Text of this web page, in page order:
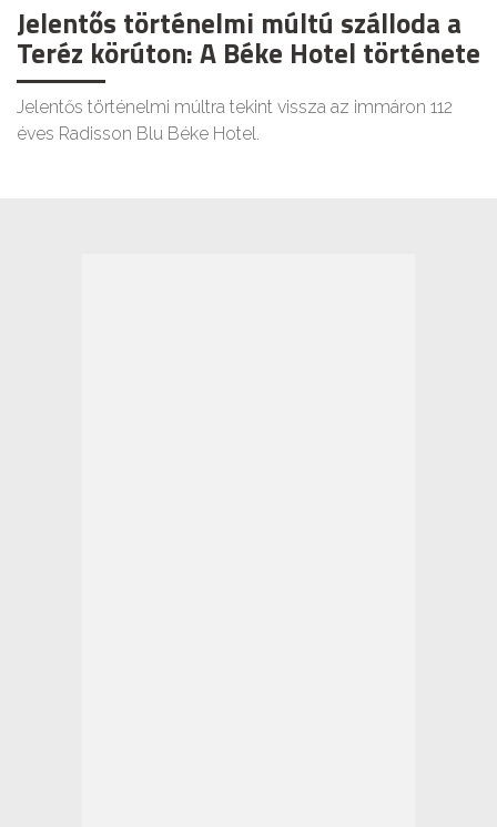
Jelentős történelmi múltú szálloda a
Teréz körúton: A Béke Hotel története
Jelentős történelmi múltra tekint vissza az immáron 112
éves Radisson Blu Béke Hotel.